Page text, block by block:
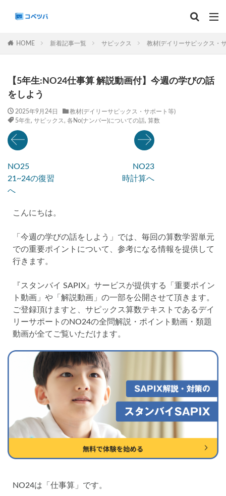
HOME 新着記事一覧 サピックス 教材(デイリーサピックス・
【5年生:NO24仕事算 解説動画付】今週の学びの話
をしよう
2025年9月24日
教材(デイリーサピックス・サポート等)
5年生, サピックス , 各No(ナンバー)についての話, 算数
NO25
21~24の復習
へ
NO23
時計算へ
こんにちは。
「今週の学びの話をしよう」では、毎回の算数学習単元
での重要ポイントについて、参考になる情報を提供して
行きます。
『スタンバイ SAPIX』サービスが提供する「重要ポイン
ト動画」や「解説動画」の一部を公開させて頂きます。
ご登録頂けますと、サピックス算数テキストであるデイ
リーサポートのNO24の全問解説・ポイント動画・類題
動画が全てご覧いただけます。
NO24は「仕事算」です。
カテゴリー
タグ
後期(9月~11月)
中学受験算数
学習相談への回答
SAPIXデイリーチェック
SAPIXマンスリー確認/復習テスト
早稲アカデミーカリキュラムテスト 四谷大塚週テスト
四谷大塚公開組分けテスト 四谷大塚合不合判定テスト
四谷大塚志望校判定テスト 新学年(1月〜2月)
前期(3月〜7月) 夏期(7〜8月)
冬期(12月〜1月) サピックステキスト解説・対策
予習シリーズテキスト解説・対策
TopGun特訓 コベツバ過去問動画解説
コベツバからのお知らせ 抽象化能力 熱量
検索